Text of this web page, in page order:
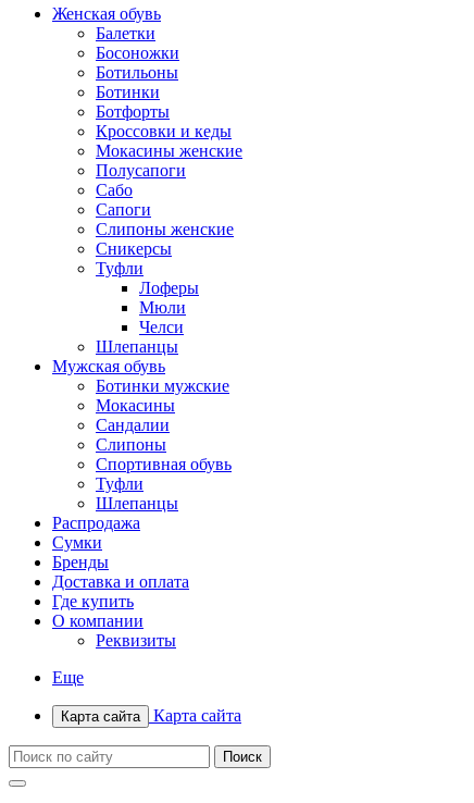
Женская обувь
Балетки
Босоножки
Ботильоны
Ботинки
Ботфорты
Кроссовки и кеды
Мокасины женские
Полусапоги
Сабо
Сапоги
Слипоны женские
Сникерсы
Туфли
Лоферы
Мюли
Челси
Шлепанцы
Мужская обувь
Ботинки мужские
Мокасины
Сандалии
Слипоны
Спортивная обувь
Туфли
Шлепанцы
Распродажа
Сумки
Бренды
Доставка и оплата
Где купить
О компании
Реквизиты
Еще
Карта сайта Карта сайта